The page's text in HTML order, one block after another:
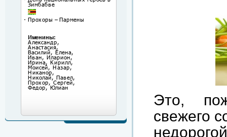
Это,
свежего